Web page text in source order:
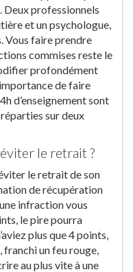
Deux professionnels
et un psychologue,
Vous faire prendre
commises reste le
profondément
de faire
d’enseignement sont
sur deux
le retrait ?
le retrait de son
de récupération
infraction vous
le pire pourra
plus que 4 points,
franchi un feu rouge,
au plus vite à une